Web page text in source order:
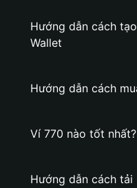
Hướng dẫn cách
Wallet
Hướng dẫn cách
Ví 770 nào tốt nhất?
Hướng dẫn cách